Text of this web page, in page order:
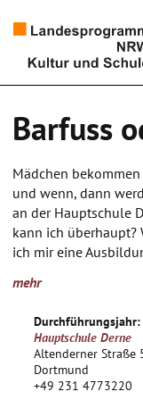
Künstlerpool
Schulen
Kultur und
Barfuss
Mädchen
und wenn, dann
an der Hauptschule
kann ich überhaupt?
ich mir eine
Hausfrau zu
der Hauptschule
und sind bei der
ihre kulturellen
mehr
Durchführungsjahr:
Hauptschule Derne
Altenderner Straße
Dortmund
+49 231 4773220